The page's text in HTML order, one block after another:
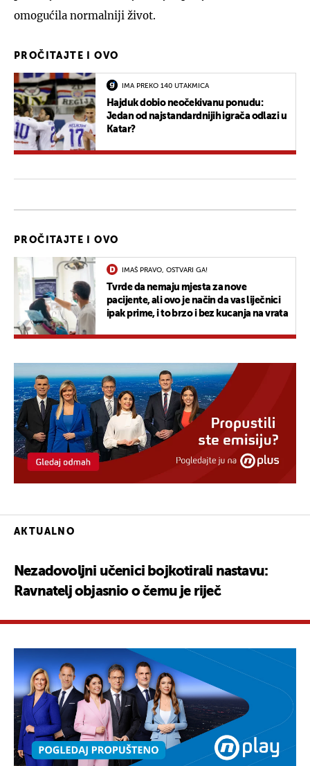
omogućila normalniji život.
PROČITAJTE I OVO
IMA PREKO 140 UTAKMICA
Hajduk dobio neočekivanu ponudu:
Jedan od najstandardnijih igrača odlazi u
Katar?
PROČITAJTE I OVO
IMAŠ PRAVO, OSTVARI GA!
Tvrde da nemaju mjesta za nove
pacijente, ali ovo je način da vas liječnici
ipak prime, i to brzo i bez kucanja na vrata
AKTUALNO
Nezadovoljni učenici bojkotirali nastavu:
Ravnatelj objasnio o čemu je riječ